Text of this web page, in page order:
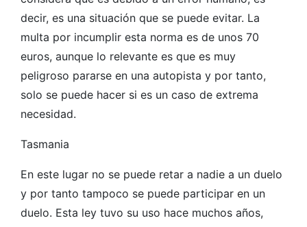
decir, es una situación que se puede evitar. La
multa por incumplir esta norma es de unos 70
euros, aunque lo relevante es que es muy
peligroso pararse en una autopista y por tanto,
solo se puede hacer si es un caso de extrema
necesidad.
Tasmania
En este lugar no se puede retar a nadie a un duelo
y por tanto tampoco se puede participar en un
duelo. Esta ley tuvo su uso hace muchos años,